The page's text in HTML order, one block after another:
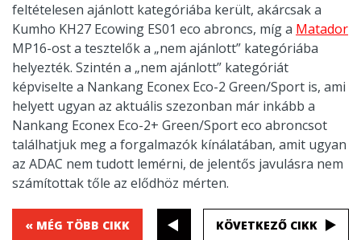
feltételesen ajánlott kategóriába került, akárcsak a
Kumho KH27 Ecowing ES01 eco abroncs, míg a Matador
MP16-ost a tesztelők a „nem ajánlott” kategóriába
helyezték. Szintén a „nem ajánlott” kategóriát
képviselte a Nankang Econex Eco-2 Green/Sport is, ami
helyett ugyan az aktuális szezonban már inkább a
Nankang Econex Eco-2+ Green/Sport eco abroncsot
találhatjuk meg a forgalmazók kínálatában, amit ugyan
az ADAC nem tudott lemérni, de jelentős javulásra nem
számítottak tőle az elődhöz mérten.
« MÉG TÖBB CIKK KÖVETKEZŐ CIKK